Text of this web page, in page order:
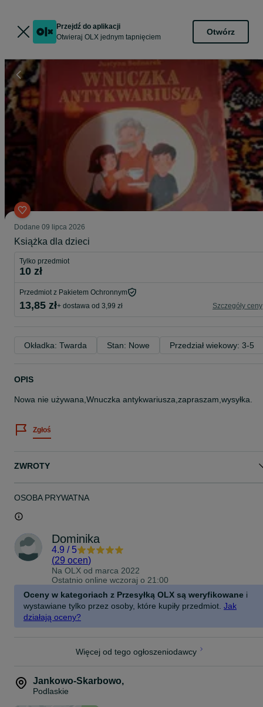
Przejdź do aplikacji
Otwieraj OLX jednym tapnięciem
Otwórz
Dodane 09 lipca 2026
Książka dla dzieci
Tylko przedmiot
10 zł
Przedmiot z Pakietem Ochronnym
13,85 zł+ dostawa od 3,99 zł Szczegóły ceny
Okładka: Twarda Stan: Nowe Przedział wiekowy: 3-5
OPIS
Nowa nie używana,Wnuczka antykwariusza,zapraszam,wysyłka.
Zgłoś
ZWROTY
OSOBA PRYWATNA
Dominika
4.9 / 5
(29 ocen)
Na OLX od marca 2022
Ostatnio online wczoraj o 21:00
Oceny w kategoriach z Przesyłką OLX są weryfikowane i
wystawiane tylko przez osoby, które kupiły przedmiot. Jak
działają oceny?
Więcej od tego ogłoszeniodawcy
Jankowo-Skarbowo,
Podlaskie